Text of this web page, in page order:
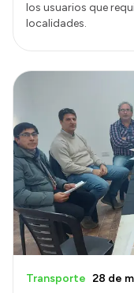
los usuarios que
localidades.
Transporte 28 de